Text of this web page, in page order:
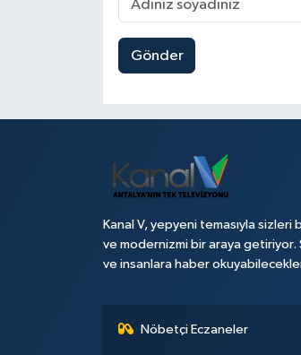
Gönder
Kanal V, yepyeni temasıyla
ve modernizmi bir araya getiriyor.
ve insanlara haber
Nöbetçi Eczaneler